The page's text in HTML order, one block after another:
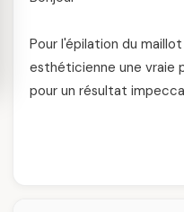
Pour l'épilation du
esthéticienne une vraie
pour un résultat